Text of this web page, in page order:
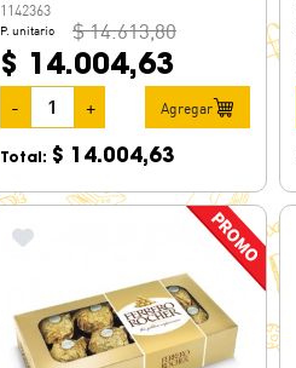
1142363
P. unitario $ 14.613,80
$ 14.004,63
- + Agregar
Total: $ 14.004,63